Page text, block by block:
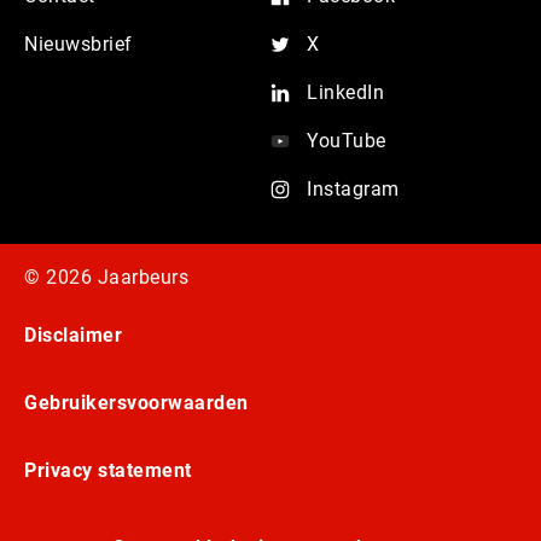
Nieuwsbrief X
LinkedIn
YouTube
Instagram
© 2026 Jaarbeurs
Disclaimer
Gebruikersvoorwaarden
Privacy statement